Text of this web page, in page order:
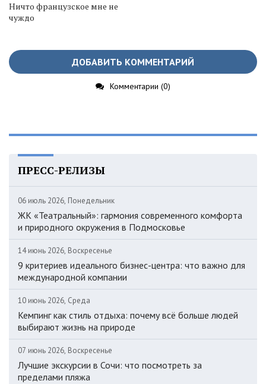
Ничто французское мне не
чуждо
ДОБАВИТЬ КОММЕНТАРИЙ
Комментарии (0)
ПРЕСС-РЕЛИЗЫ
06 июль 2026, Понедельник
ЖК «Театральный»: гармония современного комфорта
и природного окружения в Подмосковье
14 июнь 2026, Воскресенье
9 критериев идеального бизнес-центра: что важно для
международной компании
10 июнь 2026, Среда
Кемпинг как стиль отдыха: почему всё больше людей
выбирают жизнь на природе
07 июнь 2026, Воскресенье
Лучшие экскурсии в Сочи: что посмотреть за
пределами пляжа